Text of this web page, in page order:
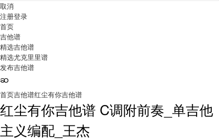
取消
注册登录
首页
吉他谱
精选吉他谱
精选尤克里里谱
发布吉他谱
首页吉他谱红尘有你吉他谱
红尘有你吉他谱 C调附前奏_单吉他
主义编配_王杰